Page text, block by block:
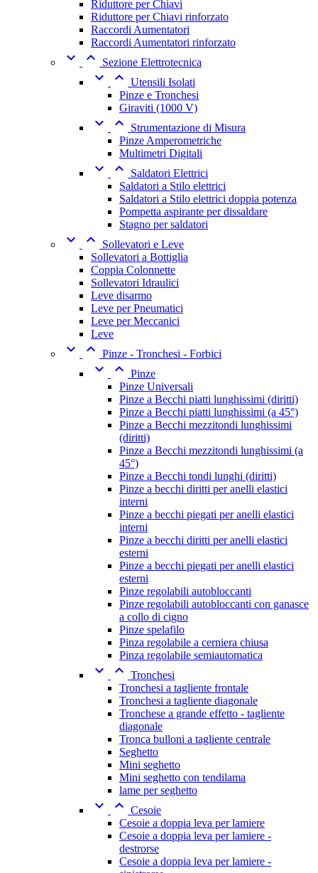
Riduttore per Chiavi
Riduttore per Chiavi rinforzato
Raccordi Aumentatori
Raccordi Aumentatori rinforzato
  Sezione Elettrotecnica
  Utensili Isolati
Pinze e Tronchesi
Giraviti (1000 V)
 
Strumentazione di Misura
Pinze Amperometriche
Multimetri Digitali
 
Saldatori Elettrici
Saldatori a Stilo elettrici
Saldatori a Stilo elettrici doppia potenza
Pompetta aspirante per dissaldare
Stagno per saldatori
 
Sollevatori e Leve
Sollevatori a Bottiglia
Coppia Colonnette
Sollevatori Idraulici
Leve disarmo
Leve per Pneumatici
Leve per Meccanici
Leve
  Pinze - Tronchesi - Forbici
  Pinze
Pinze Universali
Pinze a Becchi piatti lunghissimi (diritti)
Pinze a Becchi piatti lunghissimi (a 45°)
Pinze a Becchi mezzitondi lunghissimi
(diritti)
Pinze a Becchi mezzitondi lunghissimi (a
45°)
Pinze a Becchi tondi lunghi (diritti)
Pinze a becchi diritti per anelli elastici
interni
Pinze a becchi piegati per anelli elastici
interni
Pinze a becchi diritti per anelli elastici
esterni
Pinze a becchi piegati per anelli elastici
esterni
Pinze regolabili autobloccanti
Pinze regolabili autobloccanti con ganasce
a collo di cigno
Pinze spelafilo
Pinza regolabile a cerniera chiusa
Pinza regolabile semiautomatica
  Tronchesi
Tronchesi a tagliente frontale
Tronchesi a tagliente diagonale
Tronchese a grande effetto - tagliente
diagonale
Tronca bulloni a tagliente centrale
Seghetto
Mini seghetto
Mini seghetto con tendilama
lame per seghetto
  Cesoie
Cesoie a doppia leva per lamiere
Cesoie a doppia leva per lamiere -
destrorse
Cesoie a doppia leva per lamiere -